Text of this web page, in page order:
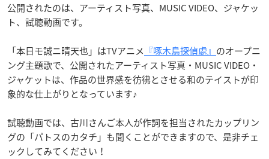
公開されたのは、アーティスト写真、MUSIC VIDEO、ジャケッ
ト、試聴動画です。
「本日モ誠ニ晴天也」はTVアニメ 『啄木鳥探偵處』 のオープニ
ング主題歌で、公開されたアーティスト写真・MUSIC VIDEO・
ジャケットは、作品の世界感を彷彿とさせる和のテイストが印
象的な仕上がりとなっています♪
試聴動画では、古川さんご本人が作詞を担当されたカップリン
グの「パトスのカタチ」も聞くことができますので、是非チェ
ックしてみてください！